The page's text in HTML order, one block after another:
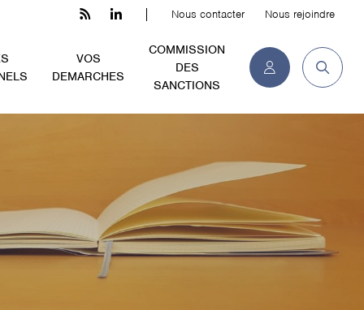
Nous contacter Nous rejoindre
VOS
DEMARCHES
COMMISSION
DES
SANCTIONS